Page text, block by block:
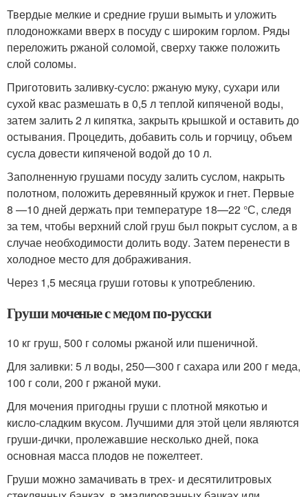
Твердые мелкие и средние груши вымыть и уложить
плодоножками вверх в посуду с широким горлом. Ряды
переложить ржаной соломой, сверху также положить
слой соломы.
Приготовить заливку-сусло: ржаную муку, сухари или
сухой квас размешать в 0,5 л теплой кипяченой воды,
затем залить 2 л кипятка, закрыть крышкой и оставить до
остывания. Процедить, добавить соль и горчицу, объем
сусла довести кипяченой водой до 10 л.
Заполненную грушами посуду залить суслом, накрыть
полотном, положить деревянный кружок и гнет. Первые
8 —10 дней держать при температуре 18—22 °С, следя
за тем, чтобы верхний слой груш был покрыт суслом, а в
случае необходимости долить воду. Затем перенести в
холодное место для дображивания.
Через 1,5 месяца груши готовы к употреблению.
Груши моченые с медом по-русски
10 кг груш, 500 г соломы ржаной или пшеничной.
Для заливки: 5 л воды, 250—300 г сахара или 200 г меда,
100 г соли, 200 г ржаной муки.
Для мочения пригодны груши с плотной мякотью и
кисло-сладким вкусом. Лучшими для этой цели являются
груши-дички, пролежавшие несколько дней, пока
основная масса плодов не пожелтеет.
Груши можно замачивать в трех- и десятилитровых